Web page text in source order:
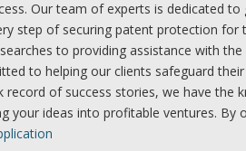
Our team of experts is dedicated to
step of securing patent protection for
to providing assistance with
to helping our clients safeguard
of success stories, we have the
your ideas into profitable ventures.